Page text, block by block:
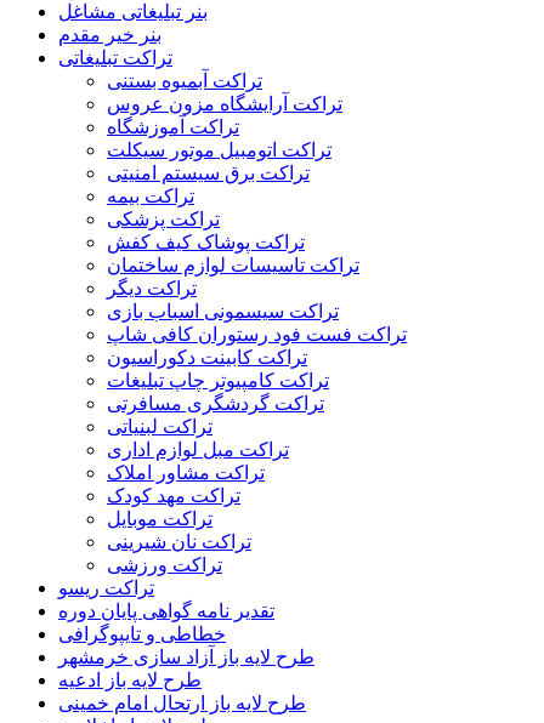
بنر تبلیغاتی مشاغل
بنر خیر مقدم
تراکت تبلیغاتی
تراکت آبمیوه بستنی
تراکت آرایشگاه مزون عروس
تراکت آموزشگاه
تراکت اتومبیل موتور سیکلت
تراکت برق سیستم امنیتی
تراکت بیمه
تراکت پزشکی
تراکت پوشاک کیف کفش
تراکت تاسیسات لوازم ساختمان
تراکت دیگر
تراکت سیسمونی اسباب بازی
تراکت فست فود رستوران کافی شاپ
تراکت کابینت دکوراسیون
تراکت کامپیوتر چاپ تبلیغات
تراکت گردشگری مسافرتی
تراکت لبنیاتی
تراکت مبل لوازم اداری
تراکت مشاور املاک
تراکت مهد کودک
تراکت موبایل
تراکت نان شیرینی
تراکت ورزشی
تراکت ریسو
تقدیر نامه گواهی پایان دوره
خطاطی و تایپوگرافی
طرح لایه باز آزاد سازی خرمشهر
طرح لایه باز ادعیه
طرح لایه باز ارتحال امام خمینی